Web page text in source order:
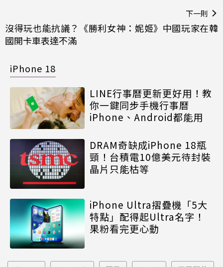
下一則
沒得玩也能抗議？《勝利女神：妮姬》中國玩家在韓
國開卡車表達不滿
iPhone 18
LINE行事曆更新更好用！教
你一鍵同步手機行事曆
iPhone、Android都能用
DRAM奇缺成iPhone 18瓶
頸！台積電10億美元待封裝
晶片只能枯等
iPhone Ultra摺疊機「5大
特點」配得起Ultra名字！
果粉看完更心動